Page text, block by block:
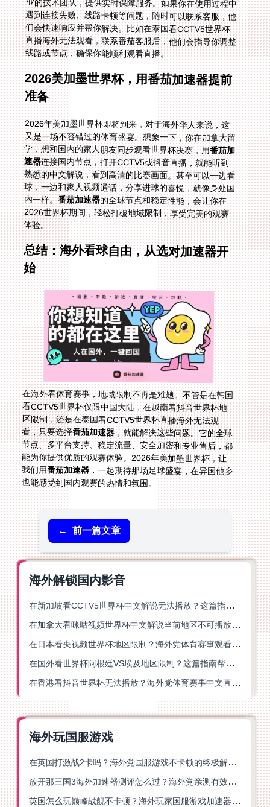
线路或节点，确保你能顺利观看直播。
2026美加墨世界杯，用番茄加速器提前
准备
2026年美加墨世界杯即将到来，对于海外华人来说，这
又是一场不容错过的体育盛宴。想象一下，你在加拿大留
学，想和国内的家人朋友同步观看世界杯决赛，用番茄加
速器连接国内节点，打开CCTV5或抖音直播，就能听到
熟悉的中文解说，看到高清的比赛画面。甚至可以一边看
球，一边和家人视频通话，分享进球的喜悦，就像身处国
内一样。番茄加速器的全球节点和稳定性能，会让你在
2026世界杯期间，轻松打破地域限制，享受完美的观赛
体验。
总结：海外看球自由，从选对加速器开
始
在海外看体育赛事，地域限制不再是难题。不管是在韩国
看CCTV5世界杯仅限中国大陆，在越南看抖音世界杯地
区限制，还是在泰国看CCTV5世界杯直播海外无法观
看，只要选择番茄加速器，就能解决这些问题。它的全球
节点、多平台支持、稳定流量、安全加密和专业售后，都
能为你提供优质的观赛体验。2026年美加墨世界杯，让
我们用番茄加速器，一起期待那场足球盛宴，在异国他乡
也能感受到国内观赛的热情和氛围。
← 前一篇文章
海外解锁国内影音
在新加坡看CCTV5世界杯中文解说无法播放？这篇指南帮你解锁海外体育直播自由
在加拿大看咪咕视频世界杯中文解说当前地区不可播放？这篇指南帮你一键解决
在日本看央视频世界杯地区限制？海外党体育赛事观看终极指南
在国外看世界杯阿根廷VS埃及地区限制？这篇指南帮你搞定中文直播+解说
在香港看抖音世界杯无法播放？海外党体育赛事中文直播终极指南
海外玩国服游戏
在英国打激战2卡吗？海外党国服游戏不卡顿的终极解决方案
放开那三国3海外加速器测评怎么过？海外党亲测有效的国服游戏加速指南
英国怎么玩巅峰战舰不卡顿？海外玩家国服游戏加速器终极指南